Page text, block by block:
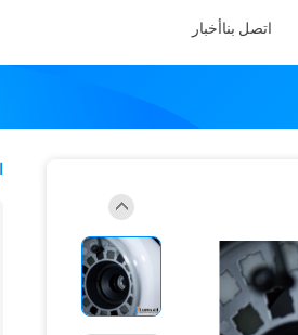
اتصل بناأخبار